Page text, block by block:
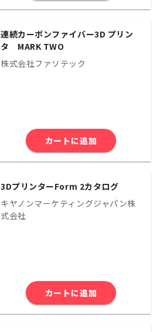
連続カーボンファイバー3D プリン
タ MARK TWO
株式会社ファソテック
カートに追加
3DプリンターForm 2カタログ
キヤノンマーケティングジャパン株
式会社
カートに追加